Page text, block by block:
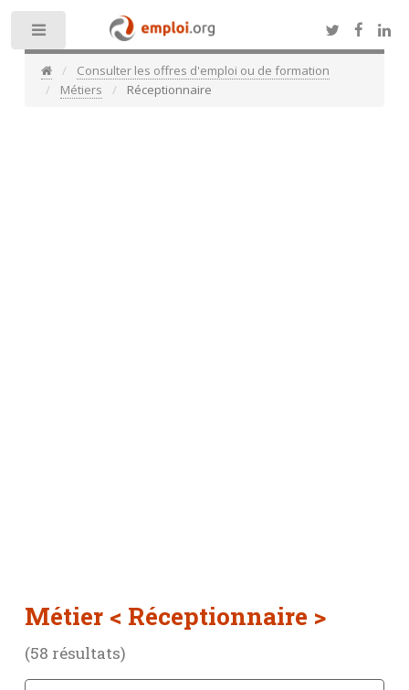
Consulter les offres d'emploi ou de formation
Métiers
Réceptionnaire
Métier < Réceptionnaire >
(58 résultats)
Toggle